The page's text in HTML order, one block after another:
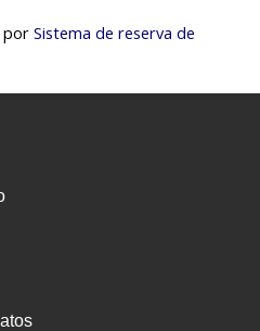
por Sistema de reserva de